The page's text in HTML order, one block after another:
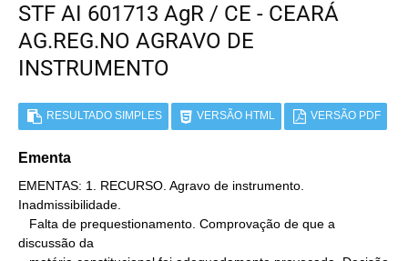
STF AI 601713 AgR / CE - CEARÁ
AG.REG.NO AGRAVO DE
INSTRUMENTO
RESULTADO SIMPLES VERSÃO HTML VERSÃO PDF
Ementa
EMENTAS: 1. RECURSO. Agravo de instrumento.
Inadmissibilidade.
discussão da